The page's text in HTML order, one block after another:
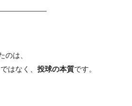
のは、
はなく、 投球の本質です。